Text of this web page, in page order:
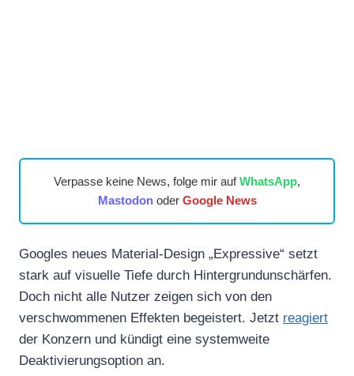
Verpasse keine News, folge mir aufWhatsApp,
Mastodonoder Google News
Googles neues Material-Design „Expressive“ setzt
stark auf visuelle Tiefe durch Hintergrundunschärfen.
Doch nicht alle Nutzer zeigen sich von den
verschwommenen Effekten begeistert. Jetzt reagiert
der Konzern und kündigt eine systemweite
Deaktivierungsoption an.